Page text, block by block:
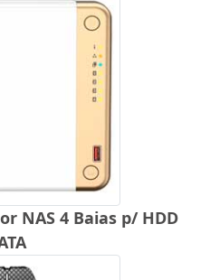
NAS 4 Baias p/ HDD